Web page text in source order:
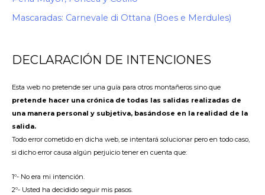
Mascaradas: Carnevale di Ottana (Boes e Merdules)
DECLARACIÓN DE INTENCIONES
Esta web no pretende ser una guía para otros montañeros sino que
pretende hacer una crónica de todas las salidas realizadas de
una manera personal y subjetiva, basándose en la realidad de la
salida.
Todo error cometido en dicha web, se intentará solucionar pero en todo caso,
si dicho error causa algún perjuicio tener en cuenta que:
1º- No era mi intención.
2º- Usted ha decidido seguir mis pasos.